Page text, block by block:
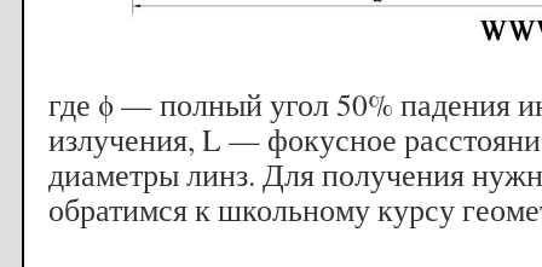
где ϕ — полный угол 50% падения
излучения, L — фокусное
диаметры линз. Для получения
обратимся к школьному курсу